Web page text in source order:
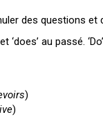
des questions et
au passé.
)
)